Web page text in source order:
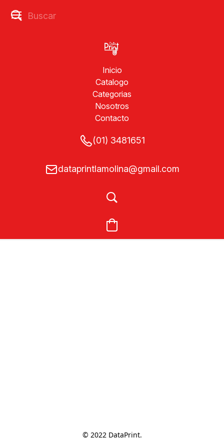
Inicio
Catalogo
Categorias
Nosotros
Contacto
(01) 3481651
dataprintlamolina@gmail.com
© 2022 DataPrint.